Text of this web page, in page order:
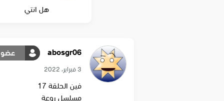
هل انتي
abosgr06 عضو
3 فبراير، 2022
فين الحلقة 17
مسلسل روعة